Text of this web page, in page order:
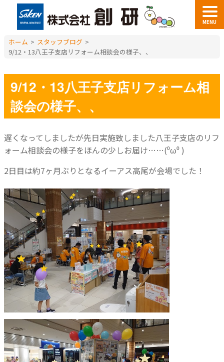
MENU
ホーム > スタッフブログ >
9/12・13八王子支店リフォーム相談会の様子、、
9/12・13八王子支店リフォーム相
談会の様子、、
遅くなってしましたが先日実施致しました八王子支店のリフ
ォーム相談会の様子をほんの少しお届け……(⁰ω⁰ )
2日目は約7ヶ月ぶりとなるイーアス高尾が会場でした！